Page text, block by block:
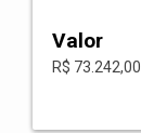
Valor
R$ 73.242,00